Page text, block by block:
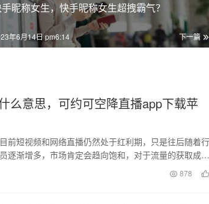
昵称女生，快手昵称女生超拽霸气？
下一篇
年6月14日 pm6:14
么意思，可约可空降直播app下载苹
前短视频和网络直播仍然处于红利期，只是往后随着行
逐渐增多，市场肯定会趋向饱和，对于流量的获取成本
…
878